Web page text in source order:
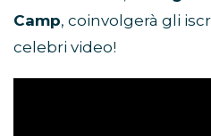
Camp, coinvolgerà gli
celebri video!